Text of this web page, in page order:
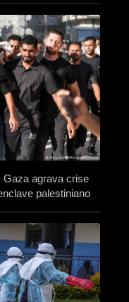
Gaza agrava crise
palestiniano